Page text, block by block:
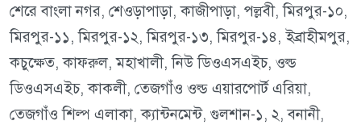
শেরে বাংলা নগর, শেওড়াপাড়া, কাজীপাড়া, পল্লবী, মিরপুর-১০,
মিরপুর-১১, মিরপুর-১২, মিরপুর-১৩, মিরপুর-১৪, ইব্রাহীমপুর,
কচুক্ষেত, কাফরুল, মহাখালী, নিউ ডিওএসএইচ, ওল্ড
ডিওএসএইচ, কাকলী, তেজগাঁও ওল্ড এয়ারপোর্ট এরিয়া,
তেজগাঁও শিল্প এলাকা, ক্যান্টনমেন্ট, গুলশান-১, ২, বনানী,